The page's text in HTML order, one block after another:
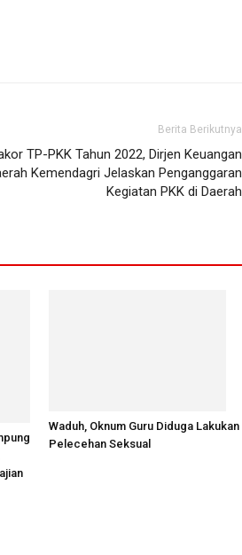
Berita Berikutnya
TP-PKK Tahun 2022, Dirjen Keuangan
Kemendagri Jelaskan Penganggaran
Kegiatan PKK di Daerah
Waduh, Oknum Guru Diduga Lakukan
Pelecehan Seksual